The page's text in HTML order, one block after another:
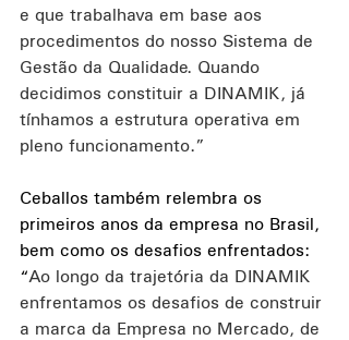
e que trabalhava em base aos
procedimentos do nosso Sistema de
Gestão da Qualidade. Quando
decidimos constituir a DINAMIK, já
tínhamos a estrutura operativa em
pleno funcionamento.”
Ceballos também relembra os
primeiros anos da empresa no Brasil,
bem como os desafios enfrentados:
“Ao longo da trajetória da DINAMIK
enfrentamos os desafios de construir
a marca da Empresa no Mercado, de